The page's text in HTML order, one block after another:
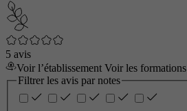
5 avis
Voir l’établissement Voir les formations
Filtrer les avis par notes